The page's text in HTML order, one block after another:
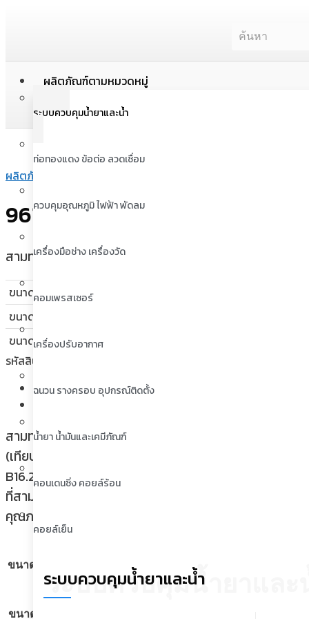
ผลิตภัณฑ์ตามหมวดหมู่
ระบบควบคุมน้ำยาและน้ำ
ท่อทองแดง ข้อต่อ ลวดเชื่อม
ควบคุมอุณหภูมิ ไฟฟ้า พัดลม
เครื่องมือช่าง เครื่องวัด
คอมเพรสเซอร์
เครื่องปรับอากาศ
ฉนวน รางครอบ อุปกรณ์ติดตั้ง
น้ำยา น้ำมันและเคมีภัณฑ์
คอนเดนซิ่ง คอยล์ร้อน
คอยล์เย็น
ระบบควบคุมน้ำยาและน้
ระบบควบคุมน้ำยาและน้ำ
ผลิตภัณฑ์
9611 ข้อต่อสามทางทองแดง -นิปโก
สามทางทองแดงนิปโก (9611: Tee) รุ่น NBCO-SCT-010 ข
ขนาด C นิ้ว : 23/32
ขนาด F นิ้ว :
ขนาด G นิ้ว : 23/32
รหัสสินค้า:
คำอธิบาย
สามทางทองแดงนิปโก (9611: Nibco Tee CxCxC
(เทียบปริมาณน้อยกว่า 0.25%) ตามมาตราฐานอเมริกัน
B16.22 ขนาด วัสดุ และมาตราฐานการผลิตยังเป็นไปตาม
ที่สามเป็นไปตามาตราฐาน NSF/ANSI 61) ทั้งนี้ ผลิตภัณฑ์
คุณภาพ ISO 9001
ขนาด C นิ้ว
ขนาด F นิ้ว